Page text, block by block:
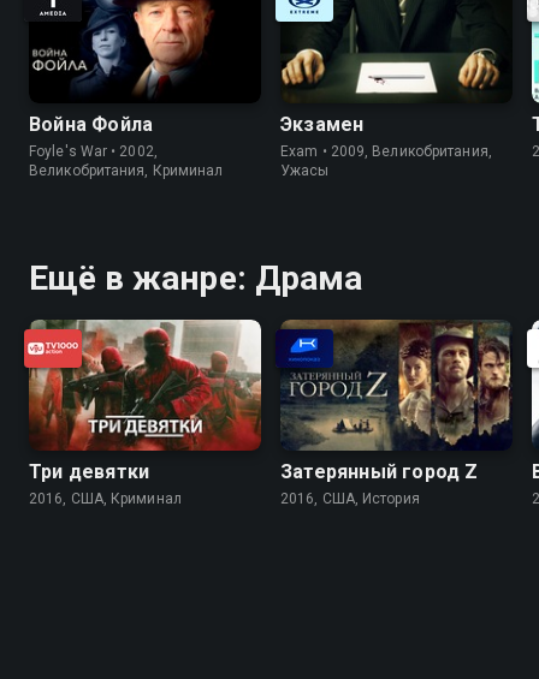
Война Фойла
Foyle's War • 2002,
Великобритания, Криминал
Экзамен
Exam • 2009, Великобритания,
Ужасы
Ещё в жанре: Драма
Три девятки
2016, США, Криминал
Затерянный город Z
2016, США, История